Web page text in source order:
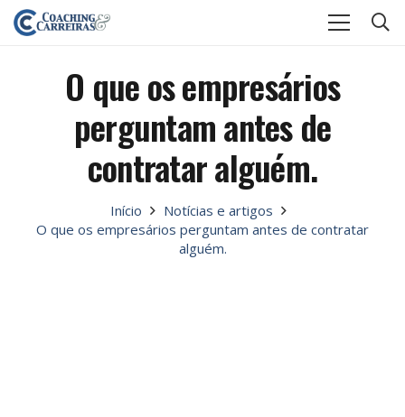
O que os empresários
perguntam antes de
contratar alguém.
Início
Notícias e artigos
O que os empresários perguntam antes de contratar
alguém.